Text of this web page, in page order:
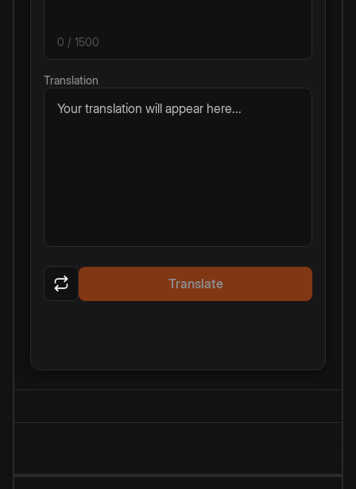
0 / 1500
Translation
Your translation will appear here...
Translate